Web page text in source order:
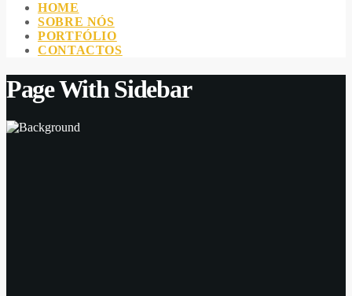
HOME
SOBRE NÓS
PORTFÓLIO
CONTACTOS
Page With Sidebar